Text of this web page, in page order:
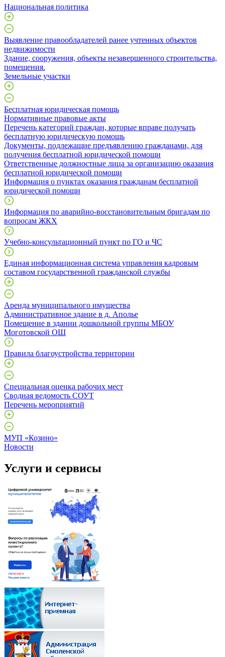
Национальная политика
Выявление правообладателей ранее учтенных объектов
недвижимости
​Здание, сооружения, объекты незавершенного строительства,
помещения.
Земельные участки
Бесплатная юридическая помощь
Нормативные правовые акты
Перечень категорий граждан, которые вправе получать
бесплатную юридическую помощь
Документы, подлежащие предъявлению гражданами, для
получения бесплатной юридической помощи
Ответственные должностные лица за организацию оказания
бесплатной юридической помощи
Информация о пунктах оказания гражданам бесплатной
юридической помощи
Информация по аварийно-восстановительным бригадам по
вопросам ЖКХ
Учебно-консультационный пункт по ГО и ЧС
Единая информационная система управления кадровым
составом государственной гражданской службы
Аренда муниципального имущества
Административное здание в д. Аполье
Помещение в здании дошкольной группы МБОУ
Моготовской ОШ
Правила благоустройства территории
Специальная оценка рабочих мест
Сводная ведомость СОУТ
Перечень мероприятий
МУП «Козино»
Новости
Услуги и сервисы